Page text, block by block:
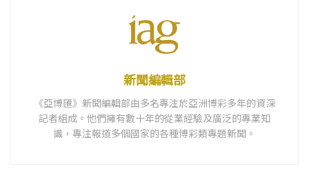
新聞編輯部
《亞博匯》新聞編輯部由多名專注於亞洲博彩多年的資深
記者組成。他們擁有數十年的從業經驗及廣泛的專業知
識，專注報道多個國家的各種博彩類專題新聞。